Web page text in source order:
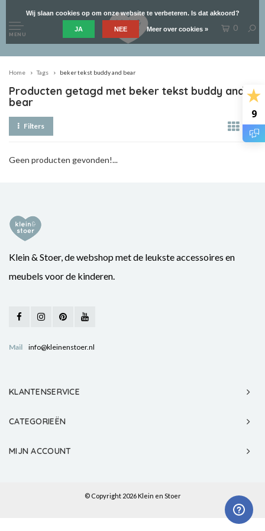
9
MENU
0
Home Tags beker tekst buddy and bear
Producten getagd met beker tekst buddy and
bear
Filters
Geen producten gevonden!...
Klein & Stoer, de webshop met de leukste accessoires en
meubels voor de kinderen.
Mail info@kleinenstoer.nl
KLANTENSERVICE
CATEGORIEËN
MIJN ACCOUNT
© Copyright 2026 Klein en Stoer
Wij slaan cookies op om onze website te verbeteren. Is dat akkoord?
JA NEE Meer over cookies »